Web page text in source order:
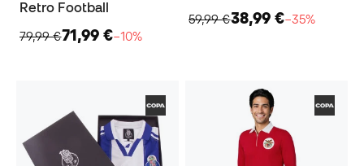
Retro Football
79,99 €71,99 €−10%
59,99 €38,99 €−35%